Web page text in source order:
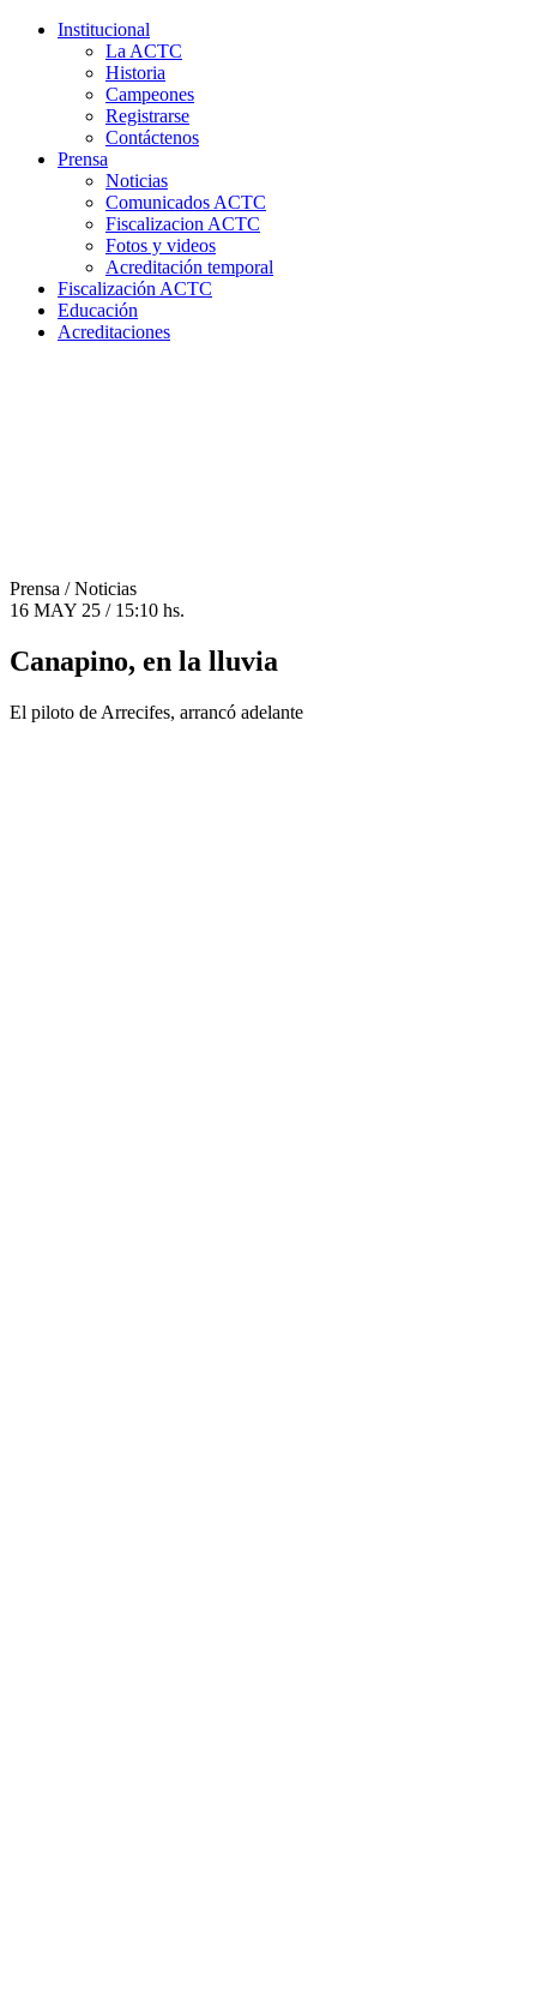
Institucional
La ACTC
Historia
Campeones
Registrarse
Contáctenos
Prensa
Noticias
Comunicados ACTC
Fiscalizacion ACTC
Fotos y videos
Acreditación temporal
Fiscalización ACTC
Educación
Acreditaciones
Prensa / Noticias
16 MAY 25 / 15:10 hs.
Canapino, en la lluvia
El piloto de Arrecifes, arrancó adelante